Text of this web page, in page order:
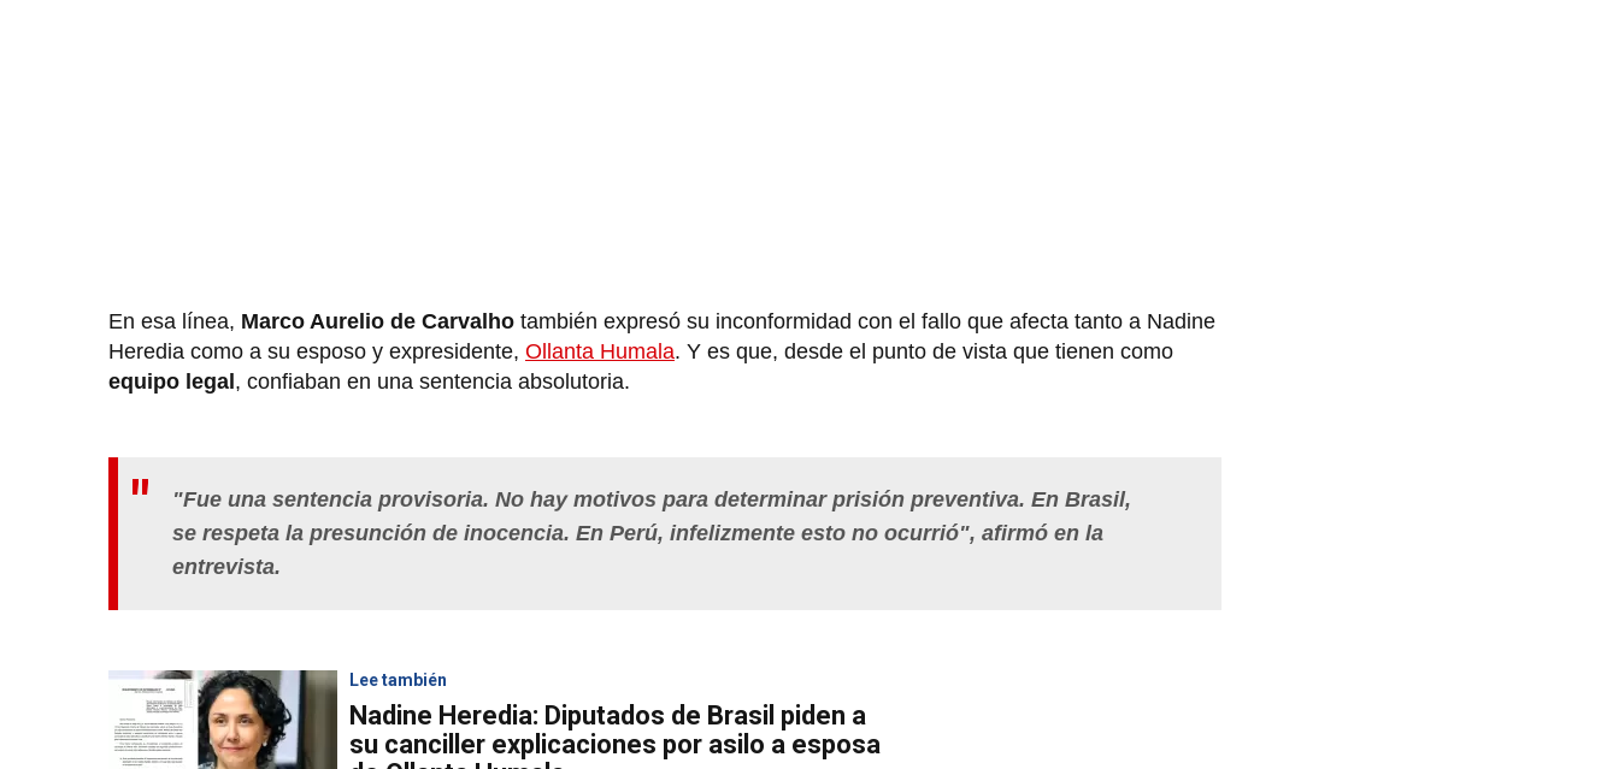
En esa línea, Marco Aurelio de Carvalho también expresó su inconformidad con el fallo que afecta tanto a Nadine
Heredia como a su esposo y expresidente, Ollanta Humala. Y es que, desde el punto de vista que tienen como
equipo legal , confiaban en una sentencia absolutoria.
"Fue una sentencia provisoria. No hay motivos para determinar prisión preventiva. En Brasil,
se respeta la presunción de inocencia. En Perú, infelizmente esto no ocurrió", afirmó en la
entrevista.
Lee también
Nadine Heredia: Diputados de Brasil piden a
su canciller explicaciones por asilo a esposa